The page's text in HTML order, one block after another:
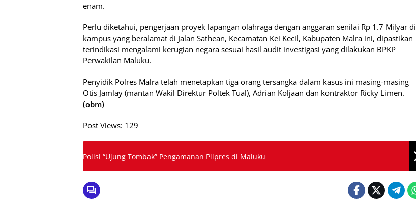
enam.
Perlu diketahui, pengerjaan proyek lapangan olahraga dengan anggaran senilai Rp 1.7 Milyar di
kampus yang beralamat di Jalan Sathean, Kecamatan Kei Kecil, Kabupaten Malra ini, dipastikan
terindikasi mengalami kerugian negara sesuai hasil audit investigasi yang dilakukan BPKP
Perwakilan Maluku.
Penyidik Polres Malra telah menetapkan tiga orang tersangka dalam kasus ini masing-masing
Otis Jamlay (mantan Wakil Direktur Poltek Tual), Adrian Koljaan dan kontraktor Ricky Limen.
(obm)
Post Views: 129
Polisi “Ujung Tombak” Pengamanan Pilpres di Maluku